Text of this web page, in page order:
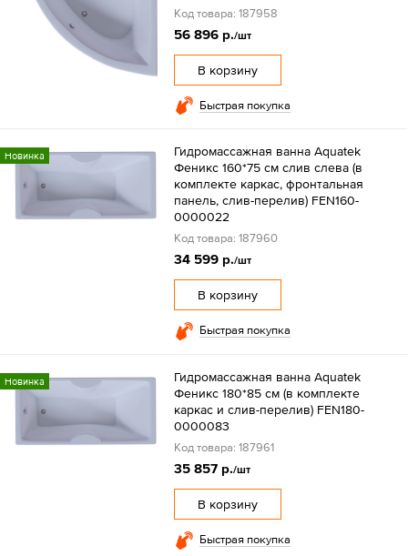
Код товара: 187958
56 896 р./шт
В корзину
Быстрая покупка
Новинка
Гидромассажная ванна Aquatek
Феникс 160*75 см слив слева (в
комплекте каркас, фронтальная
панель, слив-перелив) FEN160-
0000022
Код товара: 187960
34 599 р./шт
В корзину
Быстрая покупка
Новинка
Гидромассажная ванна Aquatek
Феникс 180*85 см (в комплекте
каркас и слив-перелив) FEN180-
0000083
Код товара: 187961
35 857 р./шт
В корзину
Быстрая покупка